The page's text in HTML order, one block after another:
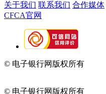
关于我们 联系我们 合作媒体
CFCA官网
© 电子银行网版权所有
© 电子银行网版权所有